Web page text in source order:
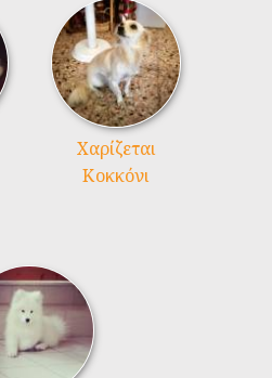
Χαρίζεται
Κοκκόνι